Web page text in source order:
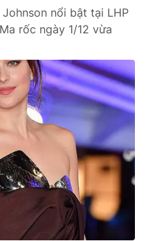
nổi bật tại LHP
rốc ngày 1/12 vừa